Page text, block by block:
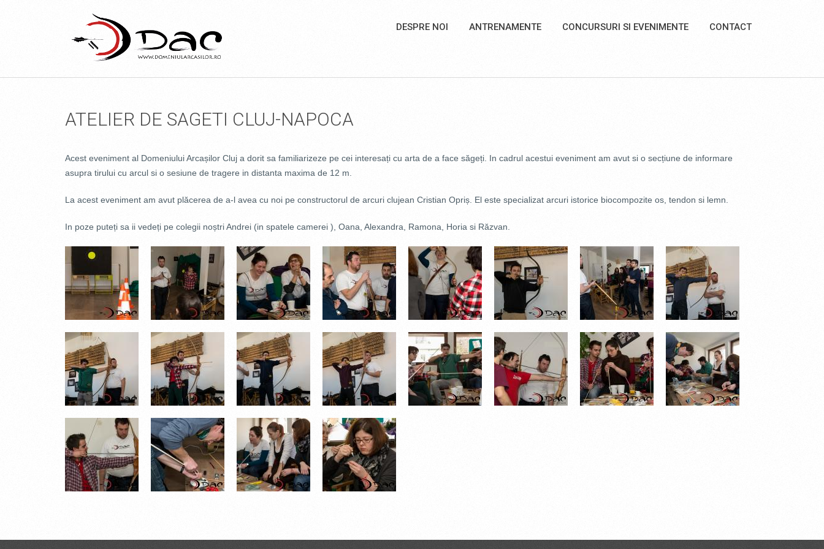
DESPRE NOI ANTRENAMENTE CONCURSURI SI EVENIMENTE CONTACT
ATELIER DE SAGETI CLUJ-NAPOCA
Acest eveniment al Domeniului Arcașilor Cluj a dorit sa familiarizeze pe cei interesați cu arta de a face săgeți. In cadrul acestui eveniment am avut si o secțiune de informare
asupra tirului cu arcul si o sesiune de tragere in distanta maxima de 12 m.
La acest eveniment am avut plăcerea de a-l avea cu noi pe constructorul de arcuri clujean Cristian Opriș. El este specializat arcuri istorice biocompozite os, tendon si lemn.
In poze puteți sa ii vedeți pe colegii noștri Andrei (in spatele camerei ), Oana, Alexandra, Ramona, Horia si Răzvan.
DSC_0418.JPG DSC_0430.JPG DSC_0432.JPG DSC_0455.JPG DSC_0460.JPG DSC_0473.JPG DSC_0482.JPG DSC_0485.JPG
DSC_0488.JPG DSC_0490.JPG DSC_0492.JPG DSC_0496.JPG DSC_0512.JPG DSC_0518.JPG DSC_0520.JPG DSC_0528.JPG
DSC_0530.JPG DSC_0533.JPG DSC_0545.JPG DSC_0555.JPG